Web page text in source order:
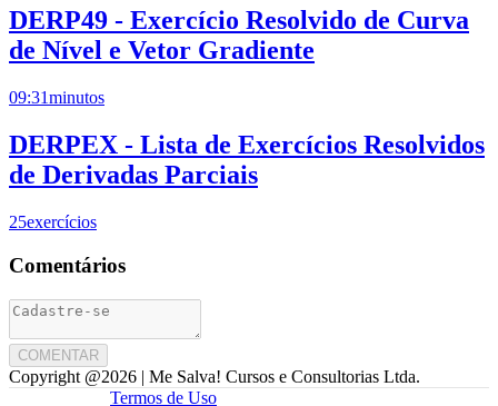
DERP49 - Exercício Resolvido de Curva
de Nível e Vetor Gradiente
09:31minutos
DERPEX - Lista de Exercícios Resolvidos
de Derivadas Parciais
25exercícios
Comentários
COMENTAR
Copyright @2026 | Me Salva! Cursos e Consultorias Ltda.
Termos de Uso